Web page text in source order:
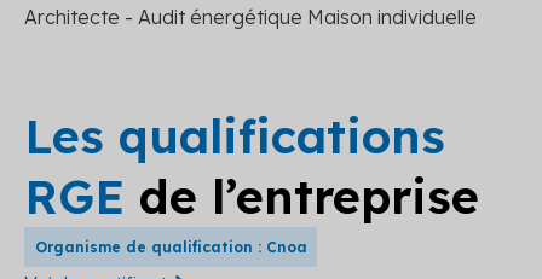
Architecte - Audit énergétique Maison individuelle
Les qualifications
RGE de l’entreprise
Organisme de qualification : Cnoa